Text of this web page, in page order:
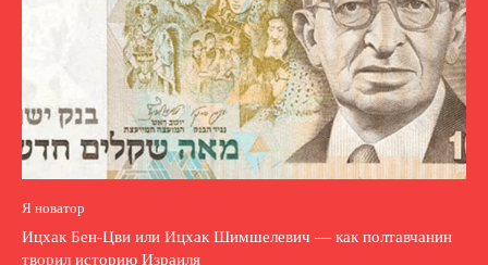
Я новатор
Ицхак Бен-Цви или Ицхак Шимшелевич — как полтавчанин
творил историю Израиля